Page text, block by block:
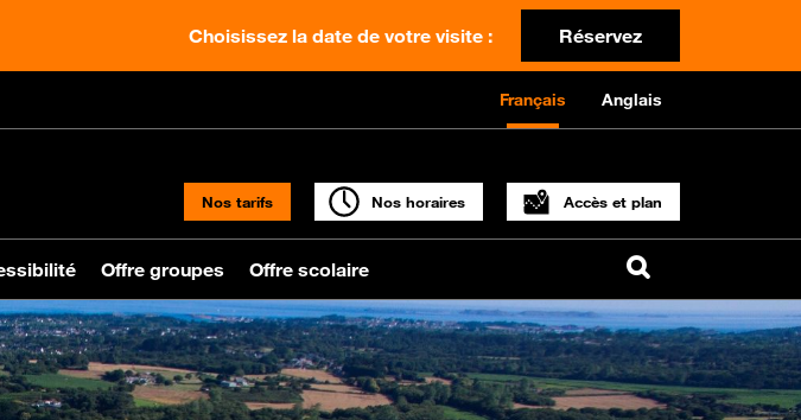
Choisissez la date de votre visite : Réservez
Français Anglais
Nos tarifs Nos horaires Accès et plan
Offre groupes Offre scolaire